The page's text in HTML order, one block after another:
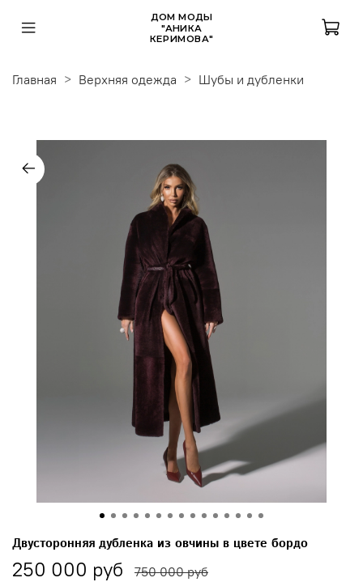
ДОМ МОДЫ
"АНИКА
КЕРИМОВА"
Главная Верхняя одежда Шубы и дубленки
Двусторонняя дубленка из овчины в цвете бордо
250 000 руб 750 000 руб